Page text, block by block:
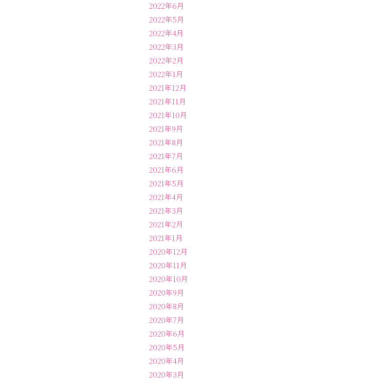
2022年6月
2022年5月
2022年4月
2022年3月
2022年2月
2022年1月
2021年12月
2021年11月
2021年10月
2021年9月
2021年8月
2021年7月
2021年6月
2021年5月
2021年4月
2021年3月
2021年2月
2021年1月
2020年12月
2020年11月
2020年10月
2020年9月
2020年8月
2020年7月
2020年6月
2020年5月
2020年4月
2020年3月